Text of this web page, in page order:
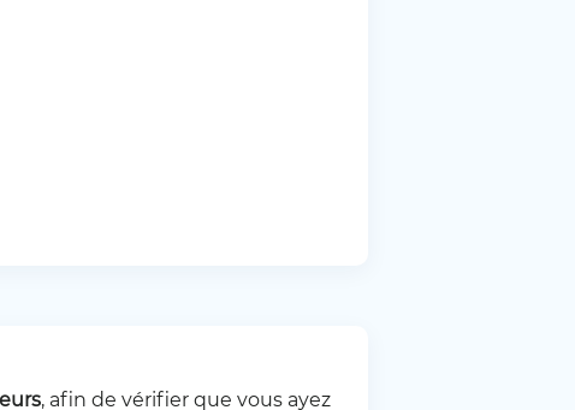
, afin de vérifier que vous ayez